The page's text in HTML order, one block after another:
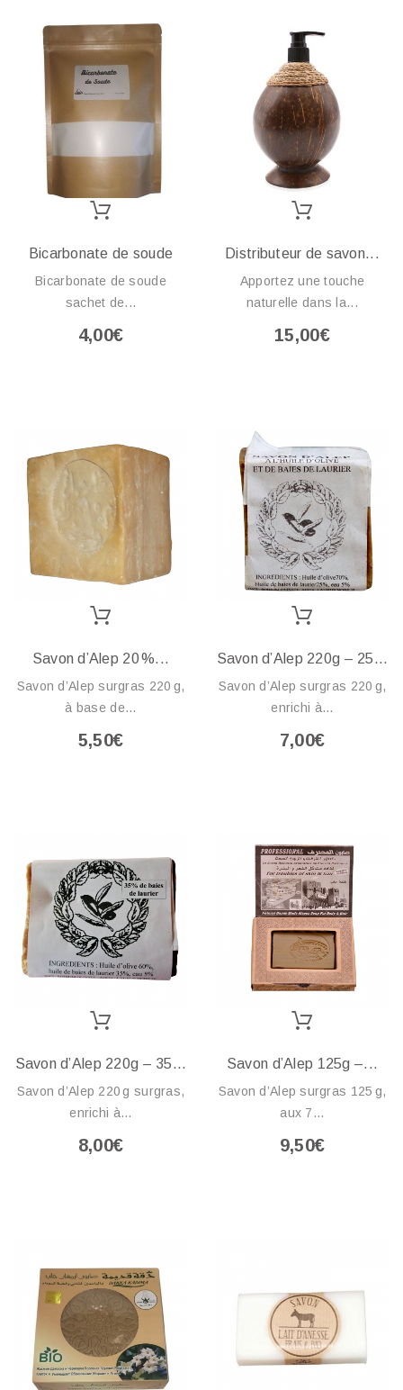
Bicarbonate de soude
Bicarbonate de soude
sachet de...
4,00€
Distributeur de savon...
Apportez une touche
naturelle dans la...
15,00€
Savon d’Alep 20 %...
Savon d’Alep surgras 220 g,
à base de...
5,50€
Savon d’Alep 220g – 25...
Savon d’Alep surgras 220 g,
enrichi à...
7,00€
Savon d’Alep 220g – 35...
Savon d’Alep 220 g surgras,
enrichi à...
8,00€
Savon d’Alep 125g –...
Savon d’Alep surgras 125 g,
aux 7...
9,50€